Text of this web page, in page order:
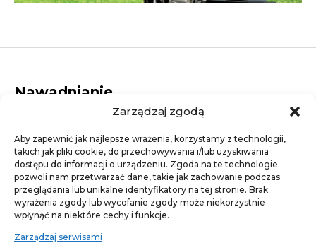
Zarządzaj zgodą
Aby zapewnić jak najlepsze wrażenia, korzystamy z technologii,
takich jak pliki cookie, do przechowywania i/lub uzyskiwania
dostępu do informacji o urządzeniu. Zgoda na te technologie
pozwoli nam przetwarzać dane, takie jak zachowanie podczas
przeglądania lub unikalne identyfikatory na tej stronie. Brak
wyrażenia zgody lub wycofanie zgody może niekorzystnie
wpłynąć na niektóre cechy i funkcje.
Zarządzaj serwisami
Nawadnianie
Dysze statyczne
Studzienki elektrozaworowe
Linie kroplujące
Złączki
Artykuły ogrodnicze
Agrotkaniny
Trawa - nasiona traw